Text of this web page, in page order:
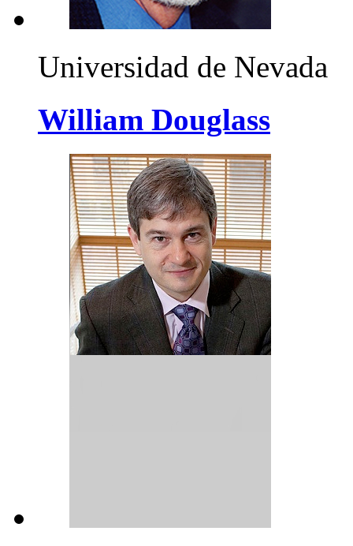
Universidad de Nevada
William Douglass